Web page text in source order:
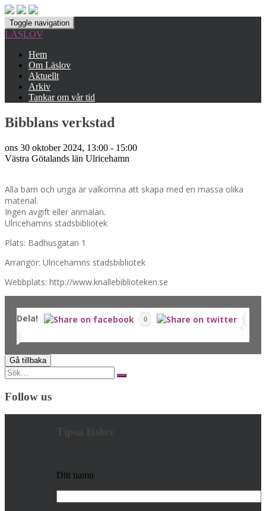
Toggle navigation
LÄSLOV
Hem
Om Läslov
Aktuellt
Arkiv
Tankar om vår tid
Bibblans verkstad
ons 30 oktober 2024, 13:00 - 15:00
Västra Götalands län Ulricehamn
Alla barn och unga är välkomna att skapa med en massa olika
material.
Ingen avgift eller anmälan.
Ulricehamns stadsbibliotek
Plats: Badhusgatan 1
Arrangör: Ulricehamns stadsbibliotek
Webbplats: http://www.knallebiblioteken.se
Dela! 0
Search
for:
Follow us
Ditt namn